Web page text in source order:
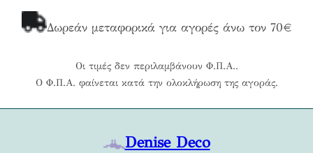
Δωρεάν μεταφορικά για αγορές άνω τον 70€
Οι τιμές δεν περιλαμβάνουν Φ.Π.Α..
Ο Φ.Π.Α. φαίνεται κατά την ολοκλήρωση της αγοράς.
Denise Deco